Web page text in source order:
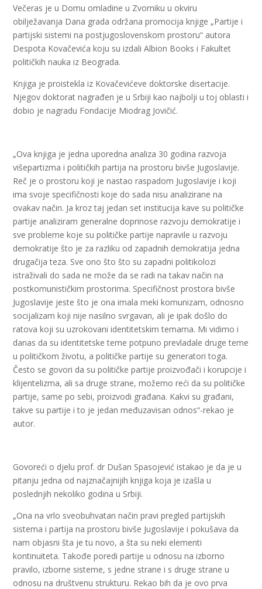
Večeras je u Domu omladine u Zvorniku u okviru
obilježavanja Dana grada održana promocija knjige „Partije i
partijski sistemi na postjugoslovenskom prostoru“ autora
Despota Kovačevića koju su izdali Albion Books i Fakultet
političkih nauka iz Beograda.
Knjiga je proistekla iz Kovačevićeve doktorske disertacije.
Njegov doktorat nagrađen je u Srbiji kao najbolji u toj oblasti i
dobio je nagradu Fondacije Miodrag Jovičić.
„Ova knjiga je jedna uporedna analiza 30 godina razvoja
višepartizma i političkih partija na prostoru bivše Jugoslavije.
Reč je o prostoru koji je nastao raspadom Jugoslavije i koji
ima svoje specifičnosti koje do sada nisu analizirane na
ovakav način. Ja kroz taj jedan set institucija kave su političke
partije analiziram generalne doprinose razvoju demokratije i
sve probleme koje su političke partije napravile u razvoju
demokratije što je za razliku od zapadnih demokratija jedna
drugačija teza. Sve ono što što su zapadni politikolozi
istraživali do sada ne može da se radi na takav način na
postkomunističkim prostorima. Specifičnost prostora bivše
Jugoslavije jeste što je ona imala meki komunizam, odnosno
socijalizam koji nije nasilno svrgavan, ali je ipak došlo do
ratova koji su uzrokovani identitetskim temama. Mi vidimo i
danas da su identitetske teme potpuno prevladale druge teme
u političkom životu, a političke partije su generatori toga.
Često se govori da su političke partije proizvođači i korupcije i
klijentelizma, ali sa druge strane, možemo reći da su političke
partije, same po sebi, proizvodi građana. Kakvi su građani,
takve su partije i to je jedan međuzavisan odnos“-rekao je
autor.
Govoreći o djelu prof. dr Dušan Spasojević istakao je da je u
pitanju jedna od najznačajnijih knjiga koja je izašla u
poslednjih nekoliko godina u Srbiji.
„Ona na vrlo sveobuhvatan način pravi pregled partijskih
sistema i partija na prostoru bivše Jugoslavije i pokušava da
nam objasni šta je tu novo, a šta su neki elementi
kontinuiteta. Takođe poredi partije u odnosu na izborno
pravilo, izborne sisteme, s jedne strane i s druge strane u
odnosu na društvenu strukturu. Rekao bih da je ovo prva